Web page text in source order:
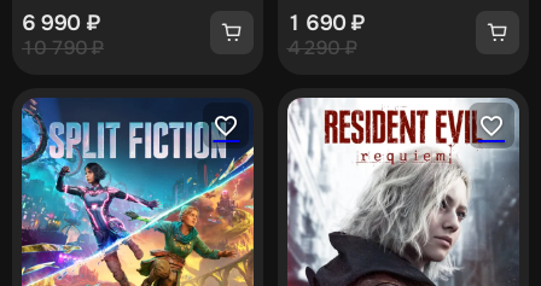
10 790₽
6 990 ₽
4 290₽
1 690₽